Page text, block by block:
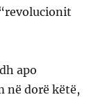
apo
në dorë këtë,